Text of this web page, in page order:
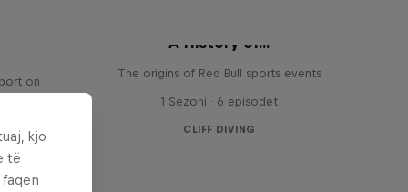
on
A History of...
The origins of Red Bull sports events
1 Sezoni · 6 episodet
CLIFF DIVING
kjo
të